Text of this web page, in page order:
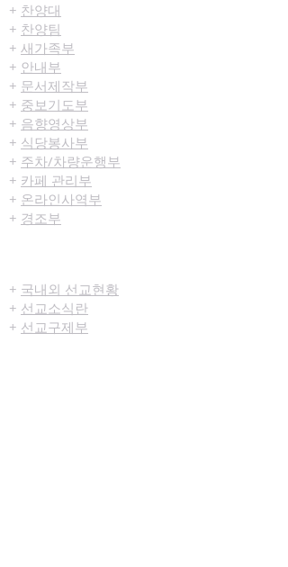
+ 찬양대
+ 찬양팀
+ 새가족부
+ 안내부
+ 문서제작부
+ 중보기도부
+ 음향영상부
+ 식당봉사부
+ 주차/차량운행부
+ 카페 관리부
+ 온라인사역부
+ 경조부
+ 국내외 선교현황
+ 선교소식란
+ 선교구제부